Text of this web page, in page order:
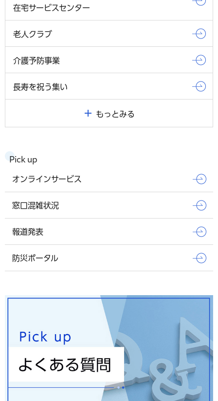
在宅サービスセンター
老人クラブ
介護予防事業
長寿を祝う集い
もっとみる
Pick up
オンラインサービス
窓口混雑状況
報道発表
防災ポータル